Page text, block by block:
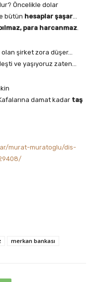
Öncelikle dolar
bütün hesaplar şaşar
para harcanmaz
olan şirket zora düşer…
ve yaşıyoruz zaten…
damat kadar taş
murat-muratoglu/dis-
merkan bankası